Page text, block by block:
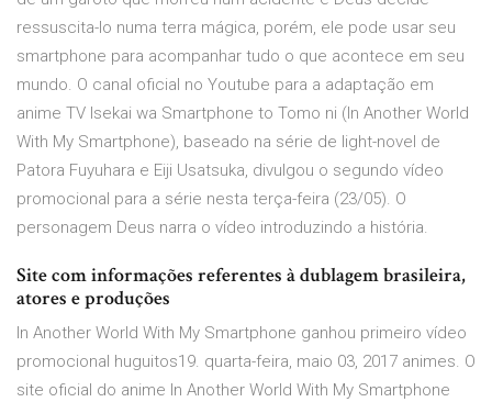
ressuscita-lo numa terra mágica, porém, ele pode usar seu
smartphone para acompanhar tudo o que acontece em seu
mundo. O canal oficial no Youtube para a adaptação em
anime TV Isekai wa Smartphone to Tomo ni (In Another World
With My Smartphone), baseado na série de light-novel de
Patora Fuyuhara e Eiji Usatsuka, divulgou o segundo vídeo
promocional para a série nesta terça-feira (23/05). O
personagem Deus narra o vídeo introduzindo a história.
Site com informações referentes à dublagem brasileira,
atores e produções
In Another World With My Smartphone ganhou primeiro vídeo
promocional huguitos19. quarta-feira, maio 03, 2017 animes. O
site oficial do anime In Another World With My Smartphone